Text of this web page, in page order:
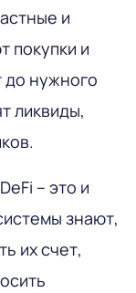
и
покупки и
до нужного
ликвиды,
– это и
знают,
их счет,